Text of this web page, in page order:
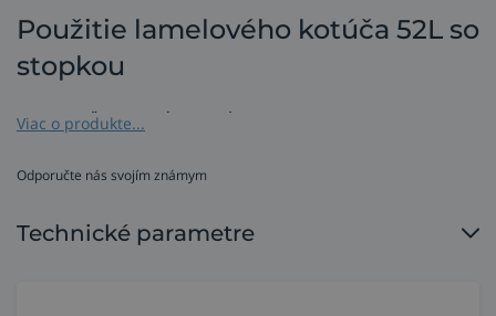
Použitie lamelového kotúča 52L so
stopkou
oceľ, nerez, drevo, plast,
materiálu až po jemné brúsenie,
rôzne druhy a tvary plôch, zložité
brúsenie otvorov, zvarov, oblúkov, rovných,
Viac o produkte...
Odporučte nás svojím známym
Technické parametre